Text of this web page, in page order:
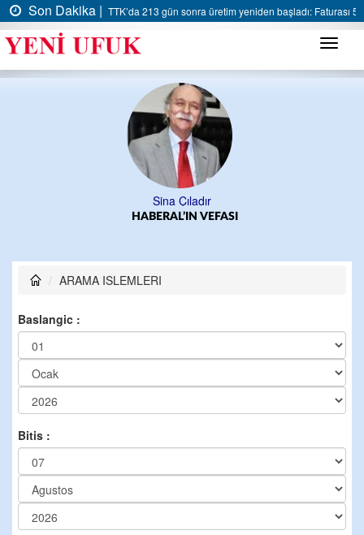
Son Dakika | TTK’da 213 gün sonra üretim yeniden başladı: Faturası 5
Menü
Sina Çıladır
HABERAL’IN VEFASI
ARAMA ISLEMLERI
Baslangic :
Bitis :